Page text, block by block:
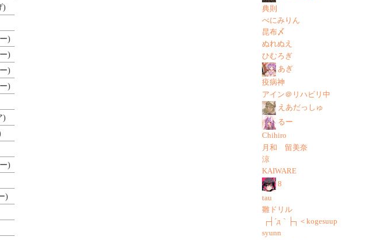
)
)
)
)
)
)
)
)
典則
べにみりん
昆布〆
ぬれぬえ
ひむろぎ
あぎ
疫病神
アイン＠リハビリ中
えあだっしゅ
るー
Chihiro
月和 留美奈
涼
KAIWARE
8
tau
雛ドリル
┌┤´д｀├┐＜kogesuup
syunn